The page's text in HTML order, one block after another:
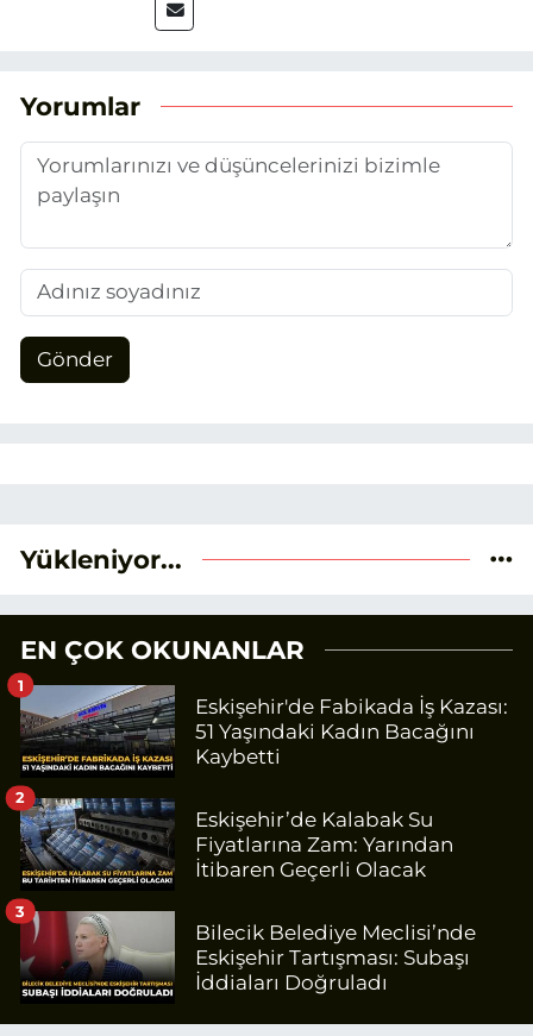
2025’te Eskişehir Haber Ajansı ile adım
aktarmayı hedefliyorum.
Yorumlar
Gönder
Yükleniyor...
EN ÇOK OKUNANLAR
Eskişehir'de Fabikada İş Kazası:
51 Yaşındaki Kadın Bacağını
Kaybetti
1
Eskişehir’de Kalabak Su
Fiyatlarına Zam: Yarından
İtibaren Geçerli Olacak
2
Bilecik Belediye Meclisi’nde
Eskişehir Tartışması: Subaşı
İddiaları Doğruladı
3